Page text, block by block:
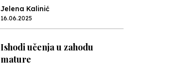
Jelena Kalinić
16.06.2025
Ishodi učenja u zahodu
mature